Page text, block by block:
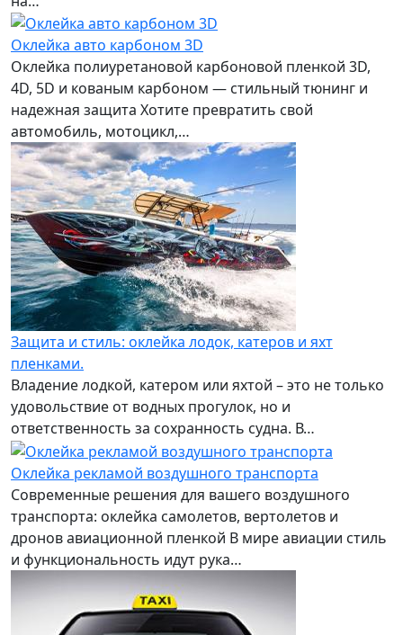
Оклейка авто карбоном 3D
Оклейка полиуретановой карбоновой пленкой 3D,
4D, 5D и кованым карбоном — стильный тюнинг и
надежная защита Хотите превратить свой
автомобиль, мотоцикл,…
Защита и стиль: оклейка лодок, катеров и яхт
пленками.
Владение лодкой, катером или яхтой – это не только
удовольствие от водных прогулок, но и
ответственность за сохранность судна. В…
Оклейка рекламой воздушного транспорта
Современные решения для вашего воздушного
транспорта: оклейка самолетов, вертолетов и
дронов авиационной пленкой В мире авиации стиль
и функциональность идут рука…